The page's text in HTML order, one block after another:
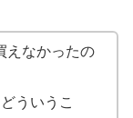
えなかったの
ういうこ